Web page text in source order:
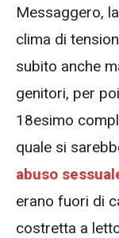
Messaggero,
clima di
subito anche
genitori, per
18esimo
quale si
abuso
erano fuori di
costretta a